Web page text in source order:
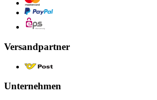
Versandpartner
Unternehmen